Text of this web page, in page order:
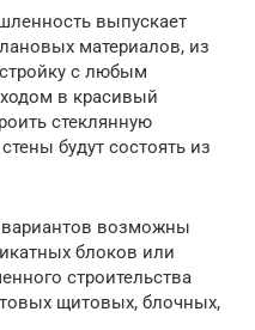
выпускает
материалов, из
с любым
в красивый
стеклянную
будут состоять из
возможны
блоков или
строительства
щитовых, блочных,